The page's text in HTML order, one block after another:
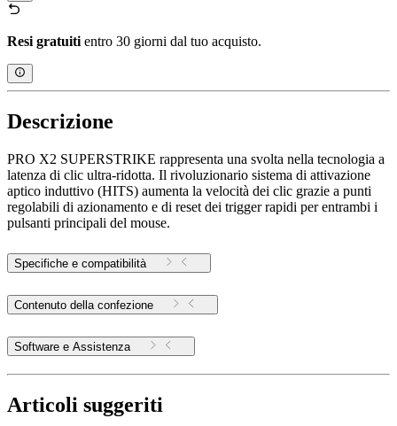
Resi gratuiti entro 30 giorni dal tuo acquisto.
Descrizione
PRO X2 SUPERSTRIKE rappresenta una svolta nella tecnologia a
latenza di clic ultra-ridotta. Il rivoluzionario sistema di attivazione
aptico induttivo (HITS) aumenta la velocità dei clic grazie a punti
regolabili di azionamento e di reset dei trigger rapidi per entrambi i
pulsanti principali del mouse.
Specifiche e compatibilità
Contenuto della confezione
Software e Assistenza
Articoli suggeriti